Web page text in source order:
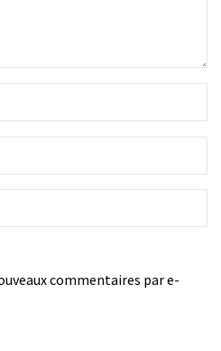
commentaires par e-